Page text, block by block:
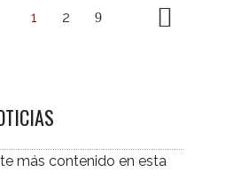
1 2
más contenido en esta